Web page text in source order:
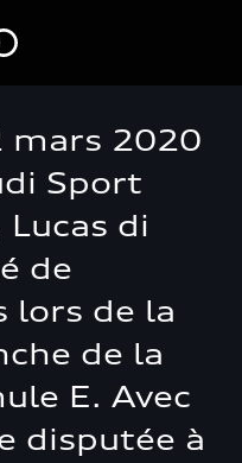
mars 2020
Sport
Lucas di
de
lors de la
de la
E. Avec
disputée à